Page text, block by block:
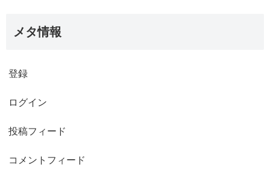
メタ情報
登録
ログイン
投稿フィード
コメントフィード